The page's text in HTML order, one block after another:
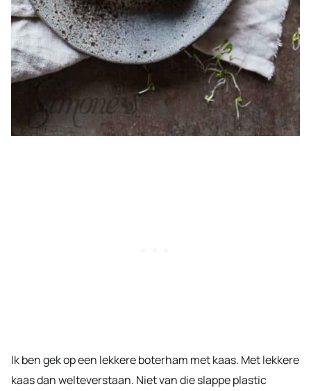
Ik ben gek op een lekkere boterham met kaas. Met lekkere
kaas dan welteverstaan. Niet van die slappe plastic